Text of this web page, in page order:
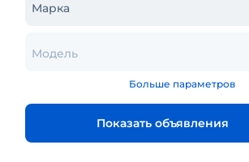
Марка
Модель
Больше параметров
Показать объявления